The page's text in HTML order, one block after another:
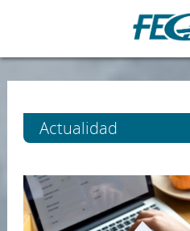
Actualidad